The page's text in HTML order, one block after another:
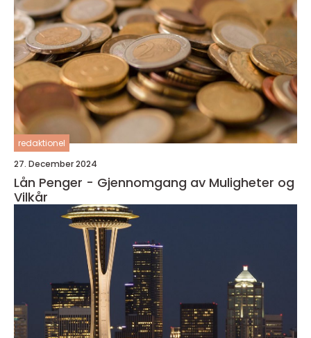
redaktionel
27. December 2024
Lån Penger - Gjennomgang av Muligheter og
Vilkår